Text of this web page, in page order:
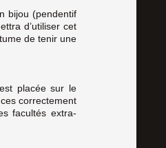
bijou (pendentif
d’utiliser cet
de tenir une
placée sur le
correctement
facultés extra-